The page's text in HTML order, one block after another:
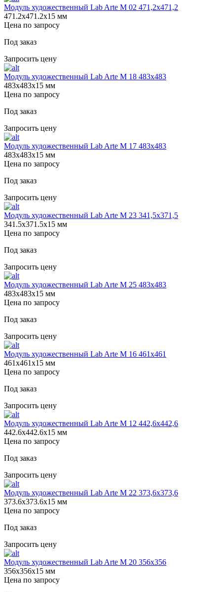
Модуль художественный Lab Arte М 02 471,2х471,2
471.2х471.2х15 мм
Цена по запросу
Под заказ
Запросить цену
Модуль художественный Lab Arte М 18 483х483
483х483х15 мм
Цена по запросу
Под заказ
Запросить цену
Модуль художественный Lab Arte М 17 483х483
483х483х15 мм
Цена по запросу
Под заказ
Запросить цену
Модуль художественный Lab Arte М 23 341,5х371,5
341.5х371.5х15 мм
Цена по запросу
Под заказ
Запросить цену
Модуль художественный Lab Arte М 25 483х483
483х483х15 мм
Цена по запросу
Под заказ
Запросить цену
Модуль художественный Lab Arte М 16 461х461
461х461х15 мм
Цена по запросу
Под заказ
Запросить цену
Модуль художественный Lab Arte М 12 442,6х442,6
442.6х442.6х15 мм
Цена по запросу
Под заказ
Запросить цену
Модуль художественный Lab Arte М 22 373,6х373,6
373.6х373.6х15 мм
Цена по запросу
Под заказ
Запросить цену
Модуль художественный Lab Arte М 20 356х356
356х356х15 мм
Цена по запросу